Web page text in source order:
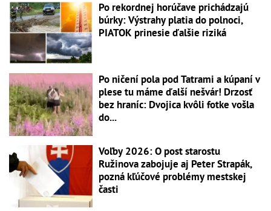
Po rekordnej horúčave prichádzajú
búrky: Výstrahy platia do polnoci,
PIATOK prinesie ďalšie riziká
Po ničení pola pod Tatrami a kúpaní v
plese tu máme ďalší nešvár! Drzosť
bez hraníc: Dvojica kvôli fotke vošla
do...
Voľby 2026: O post starostu
Ružinova zabojuje aj Peter Strapák,
pozná kľúčové problémy mestskej
časti